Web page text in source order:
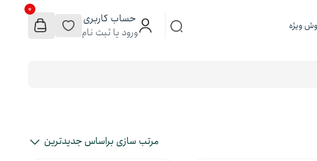
ویژه
حساب کاربری
ورود یا ثبت نام
0
مرتب سازی براساس جدیدترین